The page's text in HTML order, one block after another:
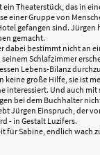
Theaterstück, das in
einer Gruppe von
gefangen sind. Jürgen
gemacht.
dabei bestimmt nicht an
Schlafzimmer
Lebens-Bilanz
keine große Hilfe, sie ist
interessiert. Und auch
bei dem Buchhalter
Jürgen Einspruch, der
- in Gestalt Luzifers.
für Sabine, endlich wach